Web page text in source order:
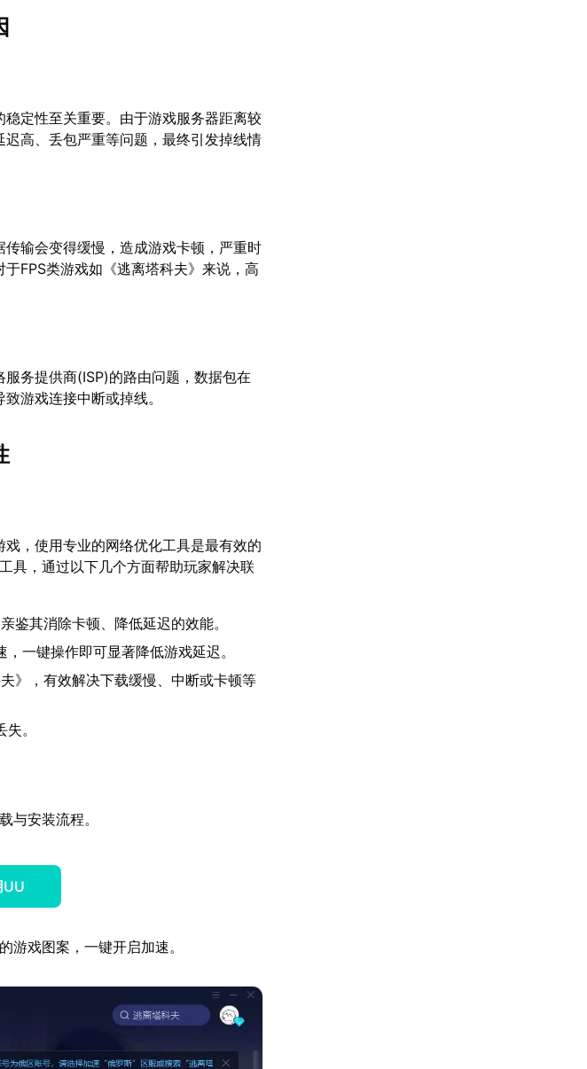
定性至关重要。由于游戏服务器距离较
高、丢包严重等问题，最终引发掉线情
输会变得缓慢，造成游戏卡顿，严重时
FPS类游戏如《逃离塔科夫》来说，高
务提供商(ISP)的路由问题，数据包在
游戏连接中断或掉线。
，使用专业的网络优化工具是最有效的
具，通过以下几个方面帮助玩家解决联
鉴其消除卡顿、降低延迟的效能。
一键操作即可显著降低游戏延迟。
》，有效解决下载缓慢、中断或卡顿等
。
与安装流程。
UU
游戏图案，一键开启加速。